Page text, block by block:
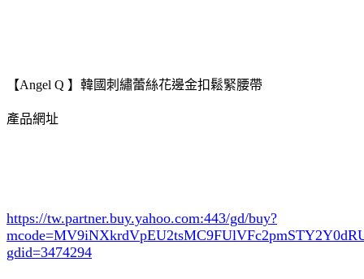
【Angel Q 】韓國刺繡蕾絲花邊金扣鬆緊腰帶
產品網址
https://tw.partner.buy.yahoo.com:443/gd/buy?
gdid=3474294